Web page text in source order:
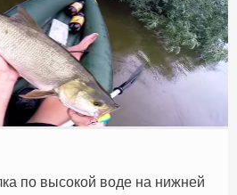
по высокой воде на нижней